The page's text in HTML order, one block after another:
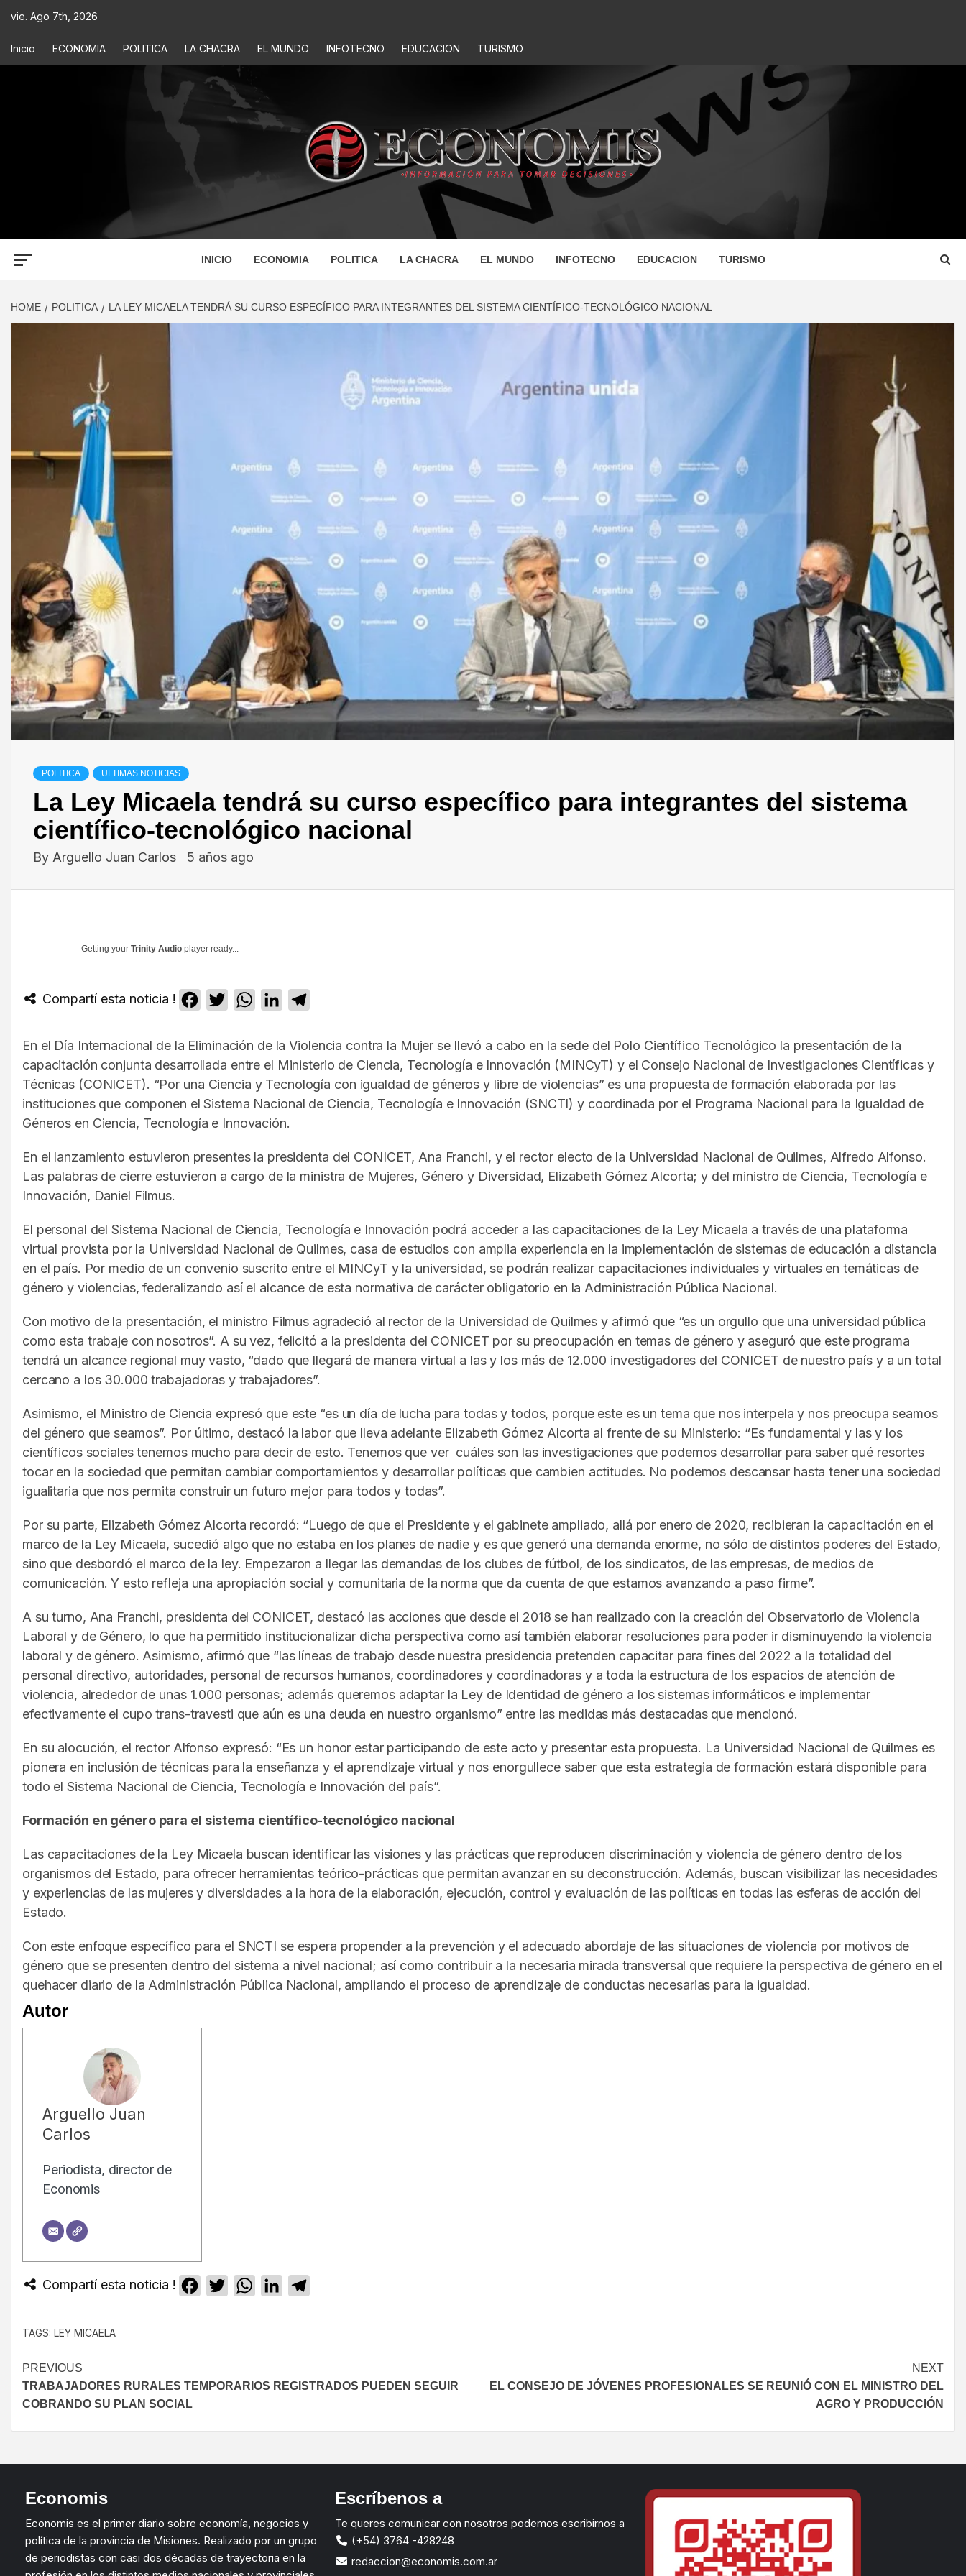
vie. Ago 7th, 2026
Inicio ECONOMIA POLITICA LA CHACRA EL MUNDO INFOTECNO EDUCACION TURISMO
ECONOMIS
INICIO ECONOMIA POLITICA LA CHACRA EL MUNDO INFOTECNO EDUCACION TURISMO
HOME POLITICA LA LEY MICAELA TENDRÁ SU CURSO ESPECÍFICO PARA INTEGRANTES DEL SISTEMA CIENTÍFICO-TECNOLÓGICO NACIONAL
POLITICA ULTIMAS NOTICIAS
La Ley Micaela tendrá su curso específico para integrantes del sistema
científico-tecnológico nacional
By Arguello Juan Carlos 5 años ago
Getting your Trinity Audio player ready...
Compartí esta noticia ! Facebook
TwitterWhatsApp
LinkedIn
En el Día Internacional de la Eliminación de la Violencia contra la Mujer se llevó a cabo en la sede del Polo Científico Tecnológico la presentación de la
capacitación conjunta desarrollada entre el Ministerio de Ciencia, Tecnología e Innovación (MINCyT) y el Consejo Nacional de Investigaciones Científicas y
Técnicas (CONICET). “Por una Ciencia y Tecnología con igualdad de géneros y libre de violencias” es una propuesta de formación elaborada por las
instituciones que componen el Sistema Nacional de Ciencia, Tecnología e Innovación (SNCTI) y coordinada por el Programa Nacional para la Igualdad de
Géneros en Ciencia, Tecnología e Innovación.
En el lanzamiento estuvieron presentes la presidenta del CONICET, Ana Franchi, y el rector electo de la Universidad Nacional de Quilmes, Alfredo Alfonso.
Las palabras de cierre estuvieron a cargo de la ministra de Mujeres, Género y Diversidad, Elizabeth Gómez Alcorta; y del ministro de Ciencia, Tecnología e
Innovación, Daniel Filmus.
El personal del Sistema Nacional de Ciencia, Tecnología e Innovación podrá acceder a las capacitaciones de la Ley Micaela a través de una plataforma
virtual provista por la Universidad Nacional de Quilmes, casa de estudios con amplia experiencia en la implementación de sistemas de educación a distancia
en el país. Por medio de un convenio suscrito entre el MINCyT y la universidad, se podrán realizar capacitaciones individuales y virtuales en temáticas de
género y violencias, federalizando así el alcance de esta normativa de carácter obligatorio en la Administración Pública Nacional.
Con motivo de la presentación, el ministro Filmus agradeció al rector de la Universidad de Quilmes y afirmó que “es un orgullo que una universidad pública
como esta trabaje con nosotros”. A su vez, felicitó a la presidenta del CONICET por su preocupación en temas de género y aseguró que este programa
tendrá un alcance regional muy vasto, “dado que llegará de manera virtual a las y los más de 12.000 investigadores del CONICET de nuestro país y a un total
cercano a los 30.000 trabajadoras y trabajadores”.
Asimismo, el Ministro de Ciencia expresó que este “es un día de lucha para todas y todos, porque este es un tema que nos interpela y nos preocupa seamos
del género que seamos”. Por último, destacó la labor que lleva adelante Elizabeth Gómez Alcorta al frente de su Ministerio: “Es fundamental y las y los
científicos sociales tenemos mucho para decir de esto. Tenemos que ver cuáles son las investigaciones que podemos desarrollar para saber qué resortes
tocar en la sociedad que permitan cambiar comportamientos y desarrollar políticas que cambien actitudes. No podemos descansar hasta tener una sociedad
igualitaria que nos permita construir un futuro mejor para todos y todas”.
Por su parte, Elizabeth Gómez Alcorta recordó: “Luego de que el Presidente y el gabinete ampliado, allá por enero de 2020, recibieran la capacitación en el
marco de la Ley Micaela, sucedió algo que no estaba en los planes de nadie y es que generó una demanda enorme, no sólo de distintos poderes del Estado,
sino que desbordó el marco de la ley. Empezaron a llegar las demandas de los clubes de fútbol, de los sindicatos, de las empresas, de medios de
comunicación. Y esto refleja una apropiación social y comunitaria de la norma que da cuenta de que estamos avanzando a paso firme”.
A su turno, Ana Franchi, presidenta del CONICET, destacó las acciones que desde el 2018 se han realizado con la creación del Observatorio de Violencia
Laboral y de Género, lo que ha permitido institucionalizar dicha perspectiva como así también elaborar resoluciones para poder ir disminuyendo la violencia
laboral y de género. Asimismo, afirmó que “las líneas de trabajo desde nuestra presidencia pretenden capacitar para fines del 2022 a la totalidad del
personal directivo, autoridades, personal de recursos humanos, coordinadores y coordinadoras y a toda la estructura de los espacios de atención de
violencia, alrededor de unas 1.000 personas; además queremos adaptar la Ley de Identidad de género a los sistemas informáticos e implementar
efectivamente el cupo trans-travesti que aún es una deuda en nuestro organismo” entre las medidas más destacadas que mencionó.
En su alocución, el rector Alfonso expresó: “Es un honor estar participando de este acto y presentar esta propuesta. La Universidad Nacional de Quilmes es
pionera en inclusión de técnicas para la enseñanza y el aprendizaje virtual y nos enorgullece saber que esta estrategia de formación estará disponible para
todo el Sistema Nacional de Ciencia, Tecnología e Innovación del país”.
Formación en género para el sistema científico-tecnológico nacional
Las capacitaciones de la Ley Micaela buscan identificar las visiones y las prácticas que reproducen discriminación y violencia de género dentro de los
organismos del Estado, para ofrecer herramientas teórico-prácticas que permitan avanzar en su deconstrucción. Además, buscan visibilizar las necesidades
y experiencias de las mujeres y diversidades a la hora de la elaboración, ejecución, control y evaluación de las políticas en todas las esferas de acción del
Estado.
Con este enfoque específico para el SNCTI se espera propender a la prevención y el adecuado abordaje de las situaciones de violencia por motivos de
género que se presenten dentro del sistema a nivel nacional; así como contribuir a la necesaria mirada transversal que requiere la perspectiva de género en el
quehacer diario de la Administración Pública Nacional, ampliando el proceso de aprendizaje de conductas necesarias para la igualdad.
Autor
Arguello Juan
Carlos
Periodista, director de
Economis
Compartí esta noticia ! Facebook
TwitterWhatsApp
LinkedIn
TAGS: LEY MICAELA
PREVIOUS
TRABAJADORES RURALES TEMPORARIOS REGISTRADOS PUEDEN SEGUIR
COBRANDO SU PLAN SOCIAL
NEXT
EL CONSEJO DE JÓVENES PROFESIONALES SE REUNIÓ CON EL MINISTRO DEL
AGRO Y PRODUCCIÓN
Economis
Economis es el primer diario sobre economía, negocios y
política de la provincia de Misiones. Realizado por un grupo
de periodistas con casi dos décadas de trayectoria en la
Escríbenos a
Te queres comunicar con nosotros podemos escribirnos a
(+54) 3764 -428248
redaccion@economis.com.ar